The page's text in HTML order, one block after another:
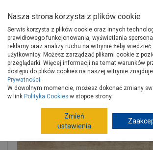
Strona główna Wykończenie
Panele podłogowe
Panele laminowane
Panele podłogowe Expedition 4V WR cedar oak
Nasza strona korzysta z plików cookie
Serwis korzysta z plików cookie oraz innych
prawidłowego funkcjonowania, wyświetlania
reklamy oraz analizy ruchu na witrynie żeby wiedzieć
użytkownicy. Możesz zarządzać plikami cookie z
przeglądarki. Więcej informacji na temat warunków
dostępu do plików cookies na naszej witrynie
Prywatności.
W dowolnym momencie, możesz dokonać zmiany
w link Polityka Cookies w stopce strony.
Zmień
ustawienia